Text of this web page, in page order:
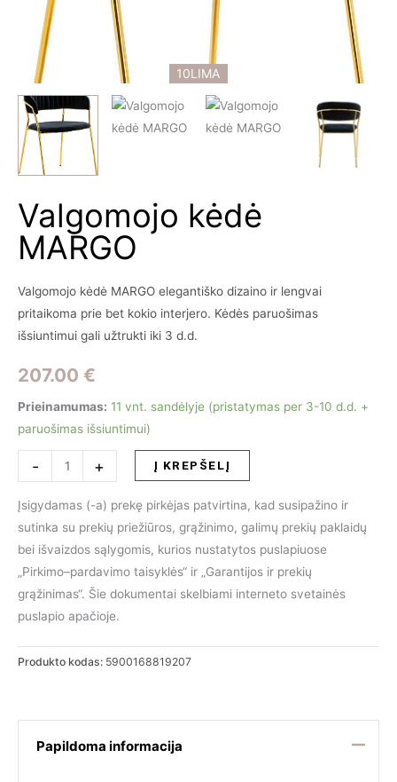
10LIMA
Valgomojo kėdė
MARGO
Valgomojo kėdė MARGO elegantiško dizaino ir lengvai
pritaikoma prie bet kokio interjero. Kėdės paruošimas
išsiuntimui gali užtrukti iki 3 d.d.
207.00 €
Prieinamumas: 11 vnt. sandėlyje (pristatymas per 3-10 d.d. +
paruošimas išsiuntimui)
-
produkto
kiekis:
Valgomojo
kėdė
MARGO
+ Į KREPŠELĮ
Įsigydamas (-a) prekę pirkėjas patvirtina, kad susipažino ir
sutinka su prekių priežiūros, grąžinimo, galimų prekių paklaidų
bei išvaizdos sąlygomis, kurios nustatytos puslapiuose
„Pirkimo–pardavimo taisyklės“ ir „Garantijos ir prekių
grąžinimas“. Šie dokumentai skelbiami interneto svetainės
puslapio apačioje.
Produkto kodas: 5900168819207
Papildoma informacija